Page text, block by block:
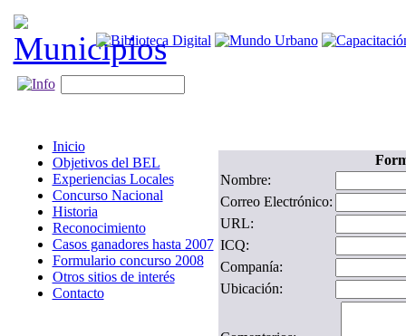
Inicio
Objetivos del BEL
Experiencias Locales
Concurso Nacional
Historia
Reconocimiento
Casos ganadores hasta 2007
Formulario concurso 2008
Otros sitios de interés
Contacto
Nombre:
Correo Electrónico:
URL:
ICQ:
Companía:
Ubicación: